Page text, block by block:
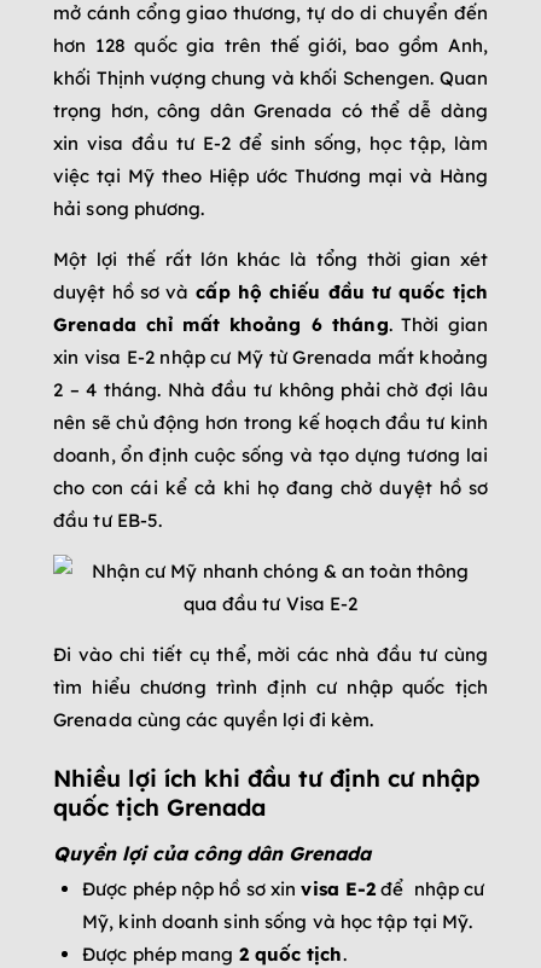
mở cánh cổng giao thương, tự do di chuyển đến
hơn 128 quốc gia trên thế giới, bao gồm Anh,
khối Thịnh vượng chung và khối Schengen. Quan
trọng hơn, công dân Grenada có thể dễ dàng
xin visa đầu tư E-2 để sinh sống, học tập, làm
việc tại Mỹ theo Hiệp ước Thương mại và Hàng
hải song phương.
Một lợi thế rất lớn khác là tổng thời gian xét
duyệt hồ sơ và cấp hộ chiếu đầu tư quốc tịch
Grenada chỉ mất khoảng 6 tháng. Thời gian
xin visa E-2 nhập cư Mỹ từ Grenada mất khoảng
2 – 4 tháng. Nhà đầu tư không phải chờ đợi lâu
nên sẽ chủ động hơn trong kế hoạch đầu tư kinh
doanh, ổn định cuộc sống và tạo dựng tương lai
cho con cái kể cả khi họ đang chờ duyệt hồ sơ
đầu tư EB-5.
Đi vào chi tiết cụ thể, mời các nhà đầu tư cùng
tìm hiểu chương trình định cư nhập quốc tịch
Grenada cùng các quyền lợi đi kèm.
Nhiều lợi ích khi đầu tư định cư nhập
quốc tịch Grenada
Quyền lợi của công dân Grenada
Được phép nộp hồ sơ xinvisa E-2 để nhập cư
Mỹ, kinh doanh sinh sống và học tập tại Mỹ.
Được phép mang 2 quốc tịch.